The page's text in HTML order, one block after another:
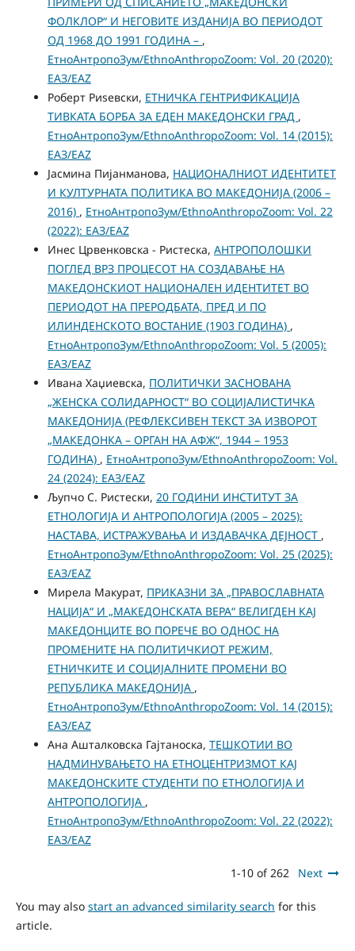
ФОЛКЛОР“ И НЕГОВИТЕ ИЗДАНИЈА ВО ПЕРИОДОТ
ОД 1968 ДО 1991 ГОДИНА – ,
ЕтноАнтропоЗум/EthnoAnthropoZoom: Vol. 20 (2020):
ЕАЗ/EAZ
Роберт Риѕевски, ЕТНИЧКА ГЕНТРИФИКАЦИЈА
ТИВКАТА БОРБА ЗА ЕДЕН МАКЕДОНСКИ ГРАД ,
ЕтноАнтропоЗум/EthnoAnthropoZoom: Vol. 14 (2015):
ЕАЗ/EAZ
Јасмина Пијанманова, НАЦИОНАЛНИОТ ИДЕНТИТЕТ
И КУЛТУРНАТА ПОЛИТИКА ВО МАКЕДОНИЈА (2006 –
2016) , ЕтноАнтропоЗум/EthnoAnthropoZoom: Vol. 22
(2022): ЕАЗ/EAZ
Инес Црвенковска - Ристеска, АНТРОПОЛОШКИ
ПОГЛЕД ВРЗ ПРОЦЕСОТ НА СОЗДАВАЊЕ НА
МАКЕДОНСКИОТ НАЦИОНАЛЕН ИДЕНТИТЕТ ВО
ПЕРИОДОТ НА ПРЕРОДБАТА, ПРЕД И ПО
ИЛИНДЕНСКОТО ВОСТАНИЕ (1903 ГОДИНА) ,
ЕтноАнтропоЗум/EthnoAnthropoZoom: Vol. 5 (2005):
ЕАЗ/EAZ
Ивана Хаџиевска, ПОЛИТИЧКИ ЗАСНОВАНА
„ЖЕНСКА СОЛИДАРНОСТ“ ВО СОЦИЈАЛИСТИЧКА
МАКЕДОНИЈА (РЕФЛЕКСИВЕН ТЕКСТ ЗА ИЗВОРОТ
„МАКЕДОНКА – ОРГАН НА АФЖ“, 1944 – 1953
ГОДИНА) , ЕтноАнтропоЗум/EthnoAnthropoZoom: Vol.
24 (2024): ЕАЗ/EAZ
Љупчо С. Ристески, 20 ГОДИНИ ИНСТИТУТ ЗА
ЕТНОЛОГИЈА И АНТРОПОЛОГИЈА (2005 – 2025):
НАСТАВA, ИСТРАЖУВАЊА И ИЗДАВАЧКА ДЕЈНОСТ ,
ЕтноАнтропоЗум/EthnoAnthropoZoom: Vol. 25 (2025):
ЕАЗ/EAZ
Мирела Макурат, ПРИКАЗНИ ЗА „ПРАВОСЛАВНАТА
НАЦИЈА“ И „МАКЕДОНСКАТА ВЕРА“ ВЕЛИГДЕН КАЈ
МАКЕДОНЦИТЕ ВО ПОРЕЧЕ ВО ОДНОС НА
ПРОМЕНИТЕ НА ПОЛИТИЧКИОТ РЕЖИМ,
ЕТНИЧКИТЕ И СОЦИЈАЛНИТЕ ПРОМЕНИ ВО
РЕПУБЛИКА МАКЕДОНИЈА ,
ЕтноАнтропоЗум/EthnoAnthropoZoom: Vol. 14 (2015):
ЕАЗ/EAZ
Ана Ашталковска Гајтаноска, ТЕШКОТИИ ВО
НАДМИНУВАЊЕТО НА ЕТНОЦЕНТРИЗМОТ КАЈ
МАКЕДОНСКИТЕ СТУДЕНТИ ПО ЕТНОЛОГИЈА И
АНТРОПОЛОГИЈА ,
ЕтноАнтропоЗум/EthnoAnthropoZoom: Vol. 22 (2022):
ЕАЗ/EAZ
1-10 of 262 Next
You may also start an advanced similarity search for this
article.